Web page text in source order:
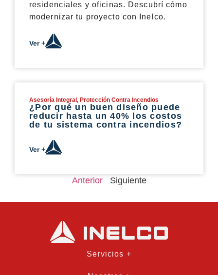
residenciales y oficinas. Descubrí cómo
modernizar tu proyecto con Inelco.
Ver +
Asesoría Integral , Protección Contra Incendios
¿Por qué un buen diseño puede
reducir hasta un 40% los costos
de tu sistema contra incendios?
Ver +
Anterior Siguiente
Servicios +